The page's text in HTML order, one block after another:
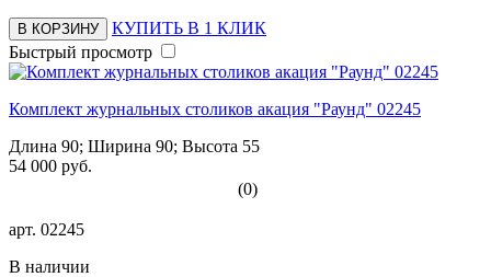
В КОРЗИНУ
КУПИТЬ В 1 КЛИК
Быстрый просмотр
Комплект журнальных столиков акация "Раунд" 02245
Длина 90; Ширина 90; Высота 55
54 000 руб.
(0)
арт. 02245
В наличии